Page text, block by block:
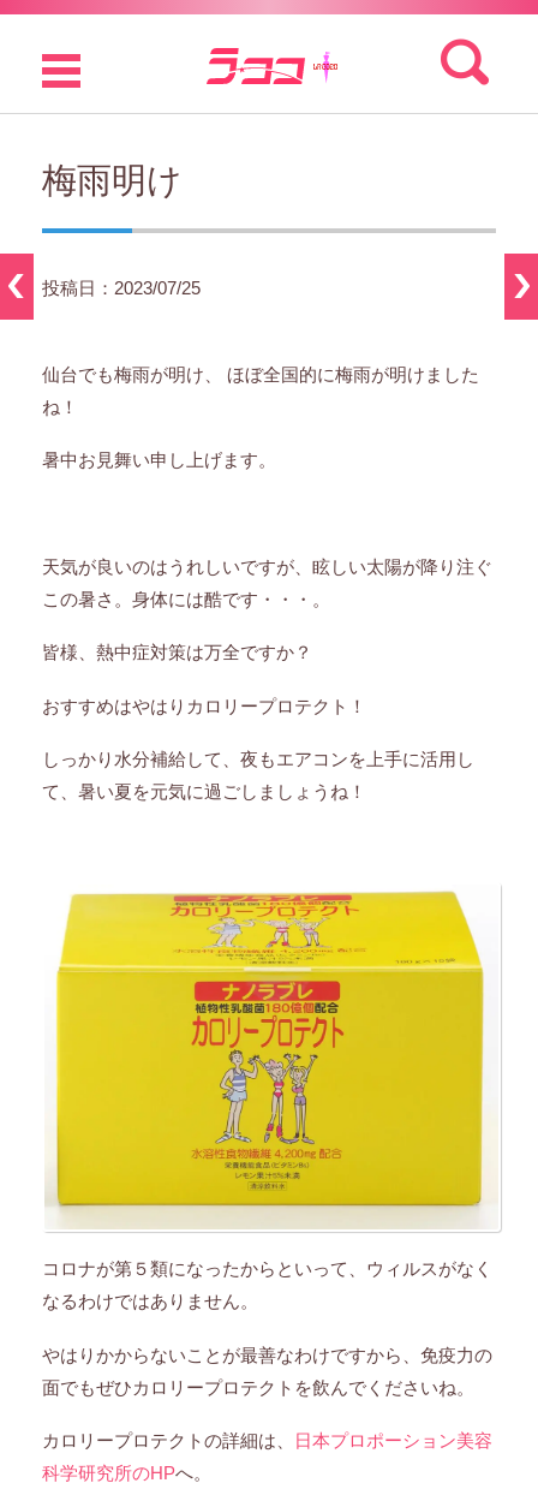
検索:
コンテンツに移動
梅雨明け
投稿日：2023/07/25
仙台でも梅雨が明け、 ほぼ全国的に梅雨が明けました
ね！
暑中お見舞い申し上げます。
天気が良いのはうれしいですが、眩しい太陽が降り注ぐ
この暑さ。身体には酷です・・・。
皆様、熱中症対策は万全ですか？
おすすめはやはりカロリープロテクト！
しっかり水分補給して、夜もエアコンを上手に活用し
て、暑い夏を元気に過ごしましょうね！
コロナが第５類になったからといって、ウィルスがなく
なるわけではありません。
やはりかからないことが最善なわけですから、免疫力の
面でもぜひカロリープロテクトを飲んでくださいね。
カロリープロテクトの詳細は、
日本プロポーション美容
科学研究所のHPへ。